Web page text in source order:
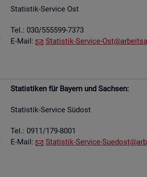
Sta­tis­tik-Ser­vice Ost
Tel.: 030/555599-7373
E-Mail:
Sta­tis­tik-Ser­vice-
Sta­tis­ti­ken für Bay­ern und Sach­sen:
Sta­tis­tik-Ser­vice Süd­ost
Tel.: 0911/179-8001
E-Mail:
Sta­tis­tik-Ser­vice-